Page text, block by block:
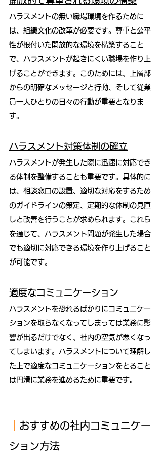
ハラスメントの無い職場環境を作るために
は、組織文化の改革が必要です。尊重と公平
性が根付いた開放的な環境を構築すること
で、ハラスメントが起きにくい職場を作り上
げることができます。このためには、上層部
からの明確なメッセージと行動、そして従業
員一人ひとりの日々の行動が重要となりま
す。
ハラスメント対策体制の確立
ハラスメントが発生した際に迅速に対応でき
る体制を整備することも重要です。具体的に
は、相談窓口の設置、適切な対応をするため
のガイドラインの策定、定期的な体制の見直
しと改善を行うことが求められます。これら
を通じて、ハラスメント問題が発生した場合
でも適切に対応できる環境を作り上げること
が可能です。
適度なコミュニケーション
ハラスメントを恐れるばかりにコミュニケー
ションを取らなくなってしまっては業務に影
響が出るだけでなく、社内の空気が悪くなっ
てしまいます。ハラスメントについて理解し
た上で適度なコミュニケーションをとること
は円滑に業務を進めるために重要です。
おすすめの社内コミュニケー
ション方法